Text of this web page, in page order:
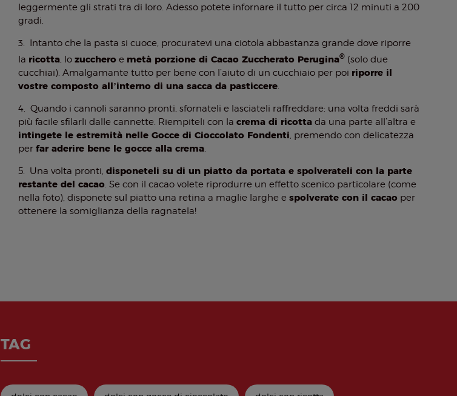
leggermente gli strati tra di loro. Adesso potete infornare il tutto per circa 12 minuti a 200
gradi.
3. Intanto che la pasta si cuoce, procuratevi una ciotola abbastanza grande dove riporre
la ricotta, lozucchero e metà porzione di Cacao Zuccherato Perugina® (solo due
cucchiai). Amalgamante tutto per bene con l’aiuto di un cucchiaio per poi riporre il
vostre composto all’interno di una sacca da pasticcere.
4. Quando i cannoli saranno pronti, sfornateli e lasciateli raffreddare: una volta freddi sarà
più facile sfilarli dalle cannette. Riempiteli con lacrema di ricotta da una parte all’altra e
intingete le estremità nelle Gocce di Cioccolato Fondenti, premendo con delicatezza
perfar aderire bene le gocce alla crema.
5. Una volta pronti,disponeteli su di un piatto da portata e spolverateli con la parte
restante del cacao. Se con il cacao volete riprodurre un effetto scenico particolare (come
nella foto), disponete sul piatto una retina a maglie larghe espolverate con il cacao per
ottenere la somiglianza della ragnatela!
TAG